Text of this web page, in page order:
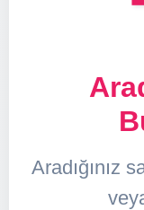
Aradığınız